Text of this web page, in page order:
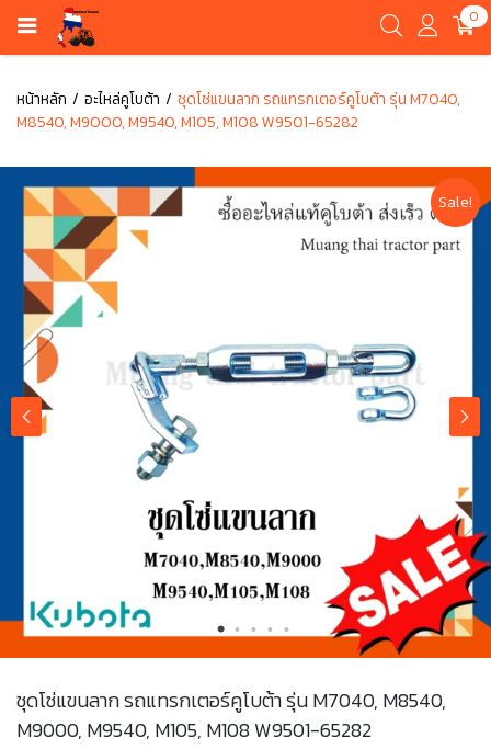
0
หน้าหลัก อะไหล่คูโบต้า
ชุดโซ่แขนลาก รถแทรกเตอร์คูโบต้า รุ่น M7040,
M8540, M9000, M9540, M105, M108 W9501-65282
Sale!
ชุดโซ่แขนลาก รถแทรกเตอร์คูโบต้า รุ่น M7040, M8540,
M9000, M9540, M105, M108 W9501-65282